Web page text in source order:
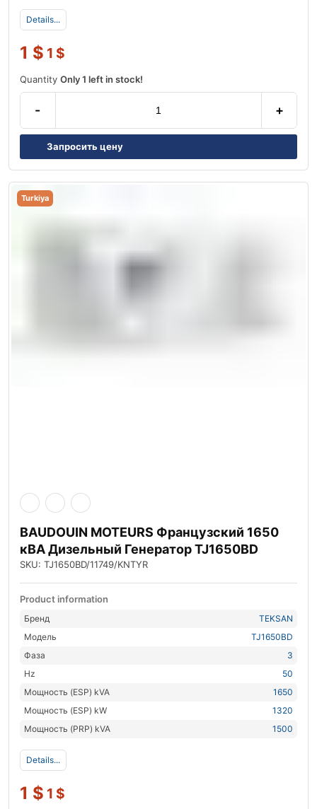
Details...
1 $ 1 $
Quantity Only 1 left in stock!
- +
Запросить цену
Turkiya
BAUDOUIN MOTEURS Французский 1650
кВА Дизельный Генератор TJ1650BD
SKU: TJ1650BD/11749/KNTYR
Product information
Бренд
TEKSAN
Модель
TJ1650BD
Фаза
3
Hz
50
Мощность (ESP) kVA
1650
Мощность (ESP) kW
1320
Мощность (PRP) kVA
1500
Details...
1 $ 1 $